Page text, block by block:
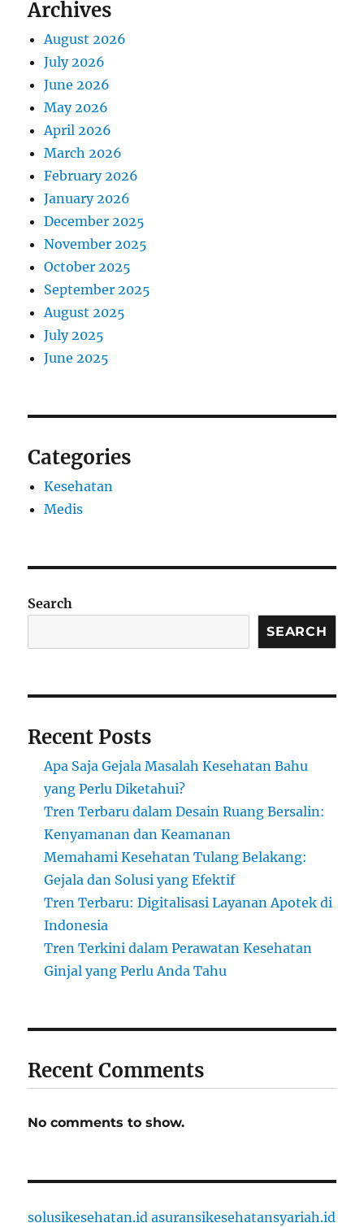
Archives
August 2026
July 2026
June 2026
May 2026
April 2026
March 2026
February 2026
January 2026
December 2025
November 2025
October 2025
September 2025
August 2025
July 2025
June 2025
Categories
Kesehatan
Medis
Search
SEARCH
Recent Posts
Apa Saja Gejala Masalah Kesehatan Bahu
yang Perlu Diketahui?
Tren Terbaru dalam Desain Ruang Bersalin:
Kenyamanan dan Keamanan
Memahami Kesehatan Tulang Belakang:
Gejala dan Solusi yang Efektif
Tren Terbaru: Digitalisasi Layanan Apotek di
Indonesia
Tren Terkini dalam Perawatan Kesehatan
Ginjal yang Perlu Anda Tahu
Recent Comments
No comments to show.
solusikesehatan.id asuransikesehatansyariah.id